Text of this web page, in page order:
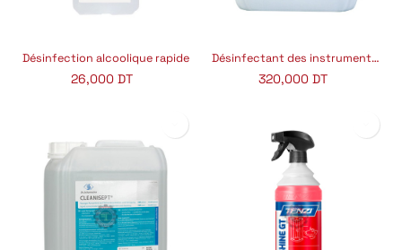
Désinfection alcoolique rapide
26,000 DT
Désinfectant des instruments concentré 2%
320,000 DT